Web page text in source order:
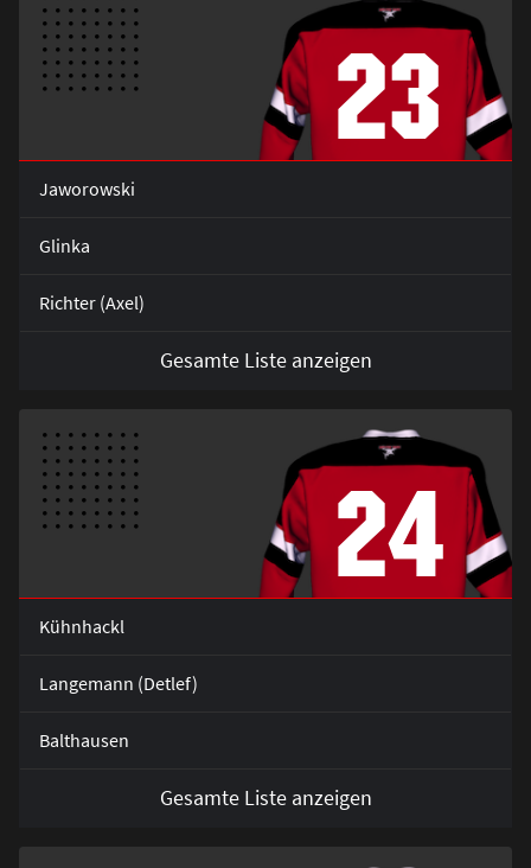
23
Jaworowski
Glinka
Richter (Axel)
Gesamte Liste anzeigen
24
Kühnhackl
Langemann (Detlef)
Balthausen
Gesamte Liste anzeigen